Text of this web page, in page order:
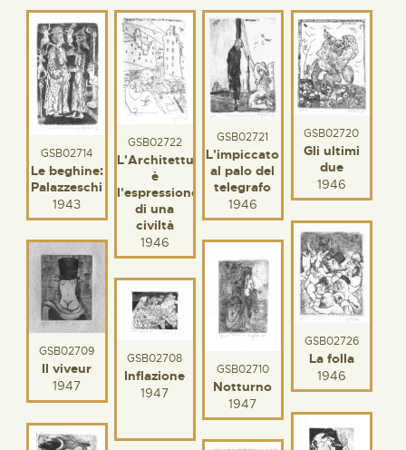
GSB02714
Le beghine:
Palazzeschi
1943
GSB02722
L'Architettura
è
l'espressione
di una
civiltà
1946
GSB02721
L'impiccato
al palo del
telegrafo
1946
GSB02720
Gli ultimi
due
1946
GSB02726
La folla
1946
GSB02710
Notturno
1947
GSB02709
Il viveur
1947
GSB02708
Inflazione
1947